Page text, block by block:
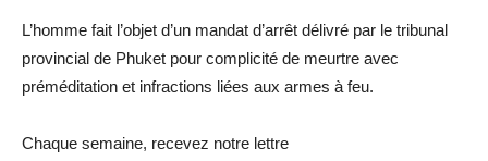
L’homme fait l’objet d’un mandat d’arrêt délivré par le tribunal
provincial de Phuket pour complicité de meurtre avec
préméditation et infractions liées aux armes à feu.
Chaque semaine, recevez notre lettre